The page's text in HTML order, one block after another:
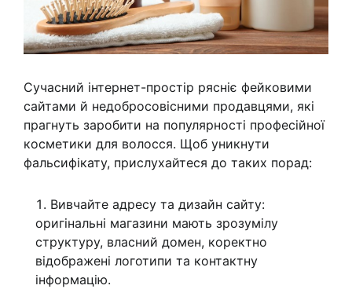
Сучасний інтернет-простір рясніє фейковими
сайтами й недобросовісними продавцями, які
прагнуть заробити на популярності професійної
косметики для волосся. Щоб уникнути
фальсифікату, прислухайтеся до таких порад:
Вивчайте адресу та дизайн сайту:
оригінальні магазини мають зрозумілу
структуру, власний домен, коректно
відображені логотипи та контактну
інформацію.